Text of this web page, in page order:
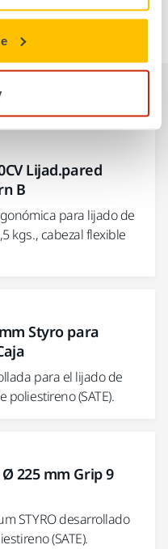
Lijad.pared
B
para lijado de
kgs., cabezal flexible
Styro para
para el lijado de
poliestireno (SATE).
225 mm Grip 9
STYRO desarrollado
(SATE).